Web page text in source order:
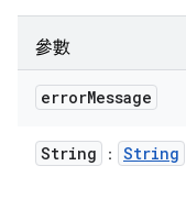
參數
errorMessage
String ： String